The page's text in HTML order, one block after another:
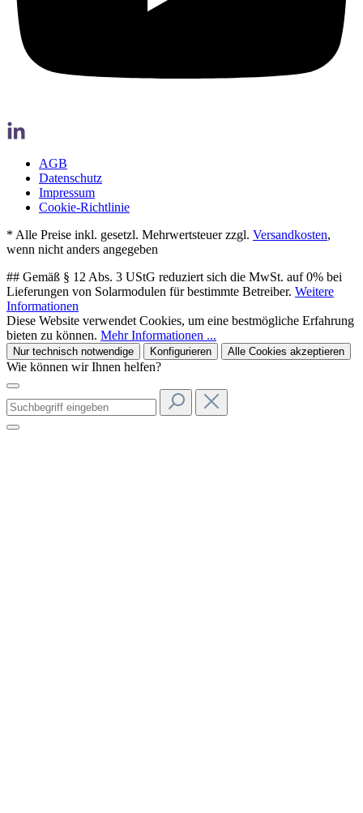
AGB
Datenschutz
Impressum
Cookie-Richtlinie
* Alle Preise inkl. gesetzl. Mehrwertsteuer zzgl. Versandkosten,
wenn nicht anders angegeben
## Gemäß § 12 Abs. 3 UStG reduziert sich die MwSt. auf 0% bei
Lieferungen von Solarmodulen für bestimmte Betreiber. Weitere
Informationen
Diese Website verwendet Cookies, um eine bestmögliche Erfahrung
bieten zu können. Mehr Informationen ...
Nur technisch notwendige Konfigurieren Alle Cookies akzeptieren
Wie können wir Ihnen helfen?